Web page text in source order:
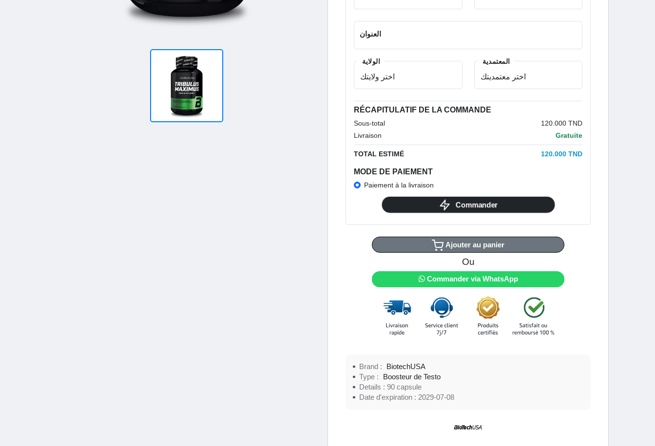
العنوان
الولاية المعتمدية
RÉCAPITULATIF DE LA COMMANDE
Sous-total
120.000 TND
Livraison
Gratuite
TOTAL ESTIMÉ 120.000 TND
MODE DE PAIEMENT
Paiement à la livraison
Commander
Ajouter au panier
Ou
Commander via WhatsApp
Brand :
BiotechUSA
Type :
Boosteur de Testo
Details :
90 capsule
Date d'expiration : 2029-07-08